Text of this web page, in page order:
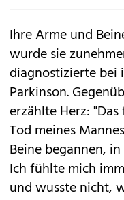
Ihre Arme und
wurde sie
diagnostizierte bei
Parkinson.
erzählte Herz:
Tod meines
Beine begannen,
Ich fühlte mich
und wusste nicht,